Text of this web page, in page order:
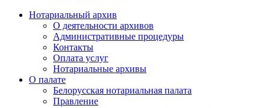
Нотариальный архив
О деятельности архивов
Административные процедуры
Контакты
Оплата услуг
Нотариальные архивы
О палате
Белорусская нотариальная палата
Правление